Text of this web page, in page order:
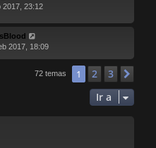
2017, 23:12
2017, 18:09
72 temas 1 2 3
Ir a